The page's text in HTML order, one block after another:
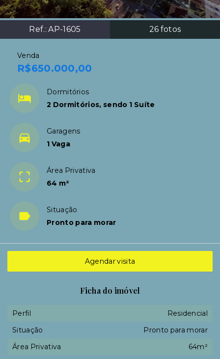
Ref.:AP-1605 26 fotos
Venda
R$650.000,00
Dormitórios
2 Dormitórios, sendo 1 Suíte
Garagens
1 Vaga
Área Privativa
64 m²
Situação
Pronto para morar
Agendar visita
Ficha do imóvel
Perfil
Residencial
Situação
Pronto para morar
Área Privativa
64m²